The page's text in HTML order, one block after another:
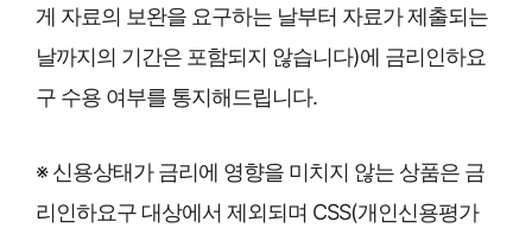
게 자료의 보완을 요구하는 날부터 자료가 제출되는
날까지의 기간은 포함되지 않습니다)에 금리인하요
구 수용 여부를 통지해드립니다.
※ 신용상태가 금리에 영향을 미치지 않는 상품은 금
리인하요구 대상에서 제외되며 CSS(개인신용평가